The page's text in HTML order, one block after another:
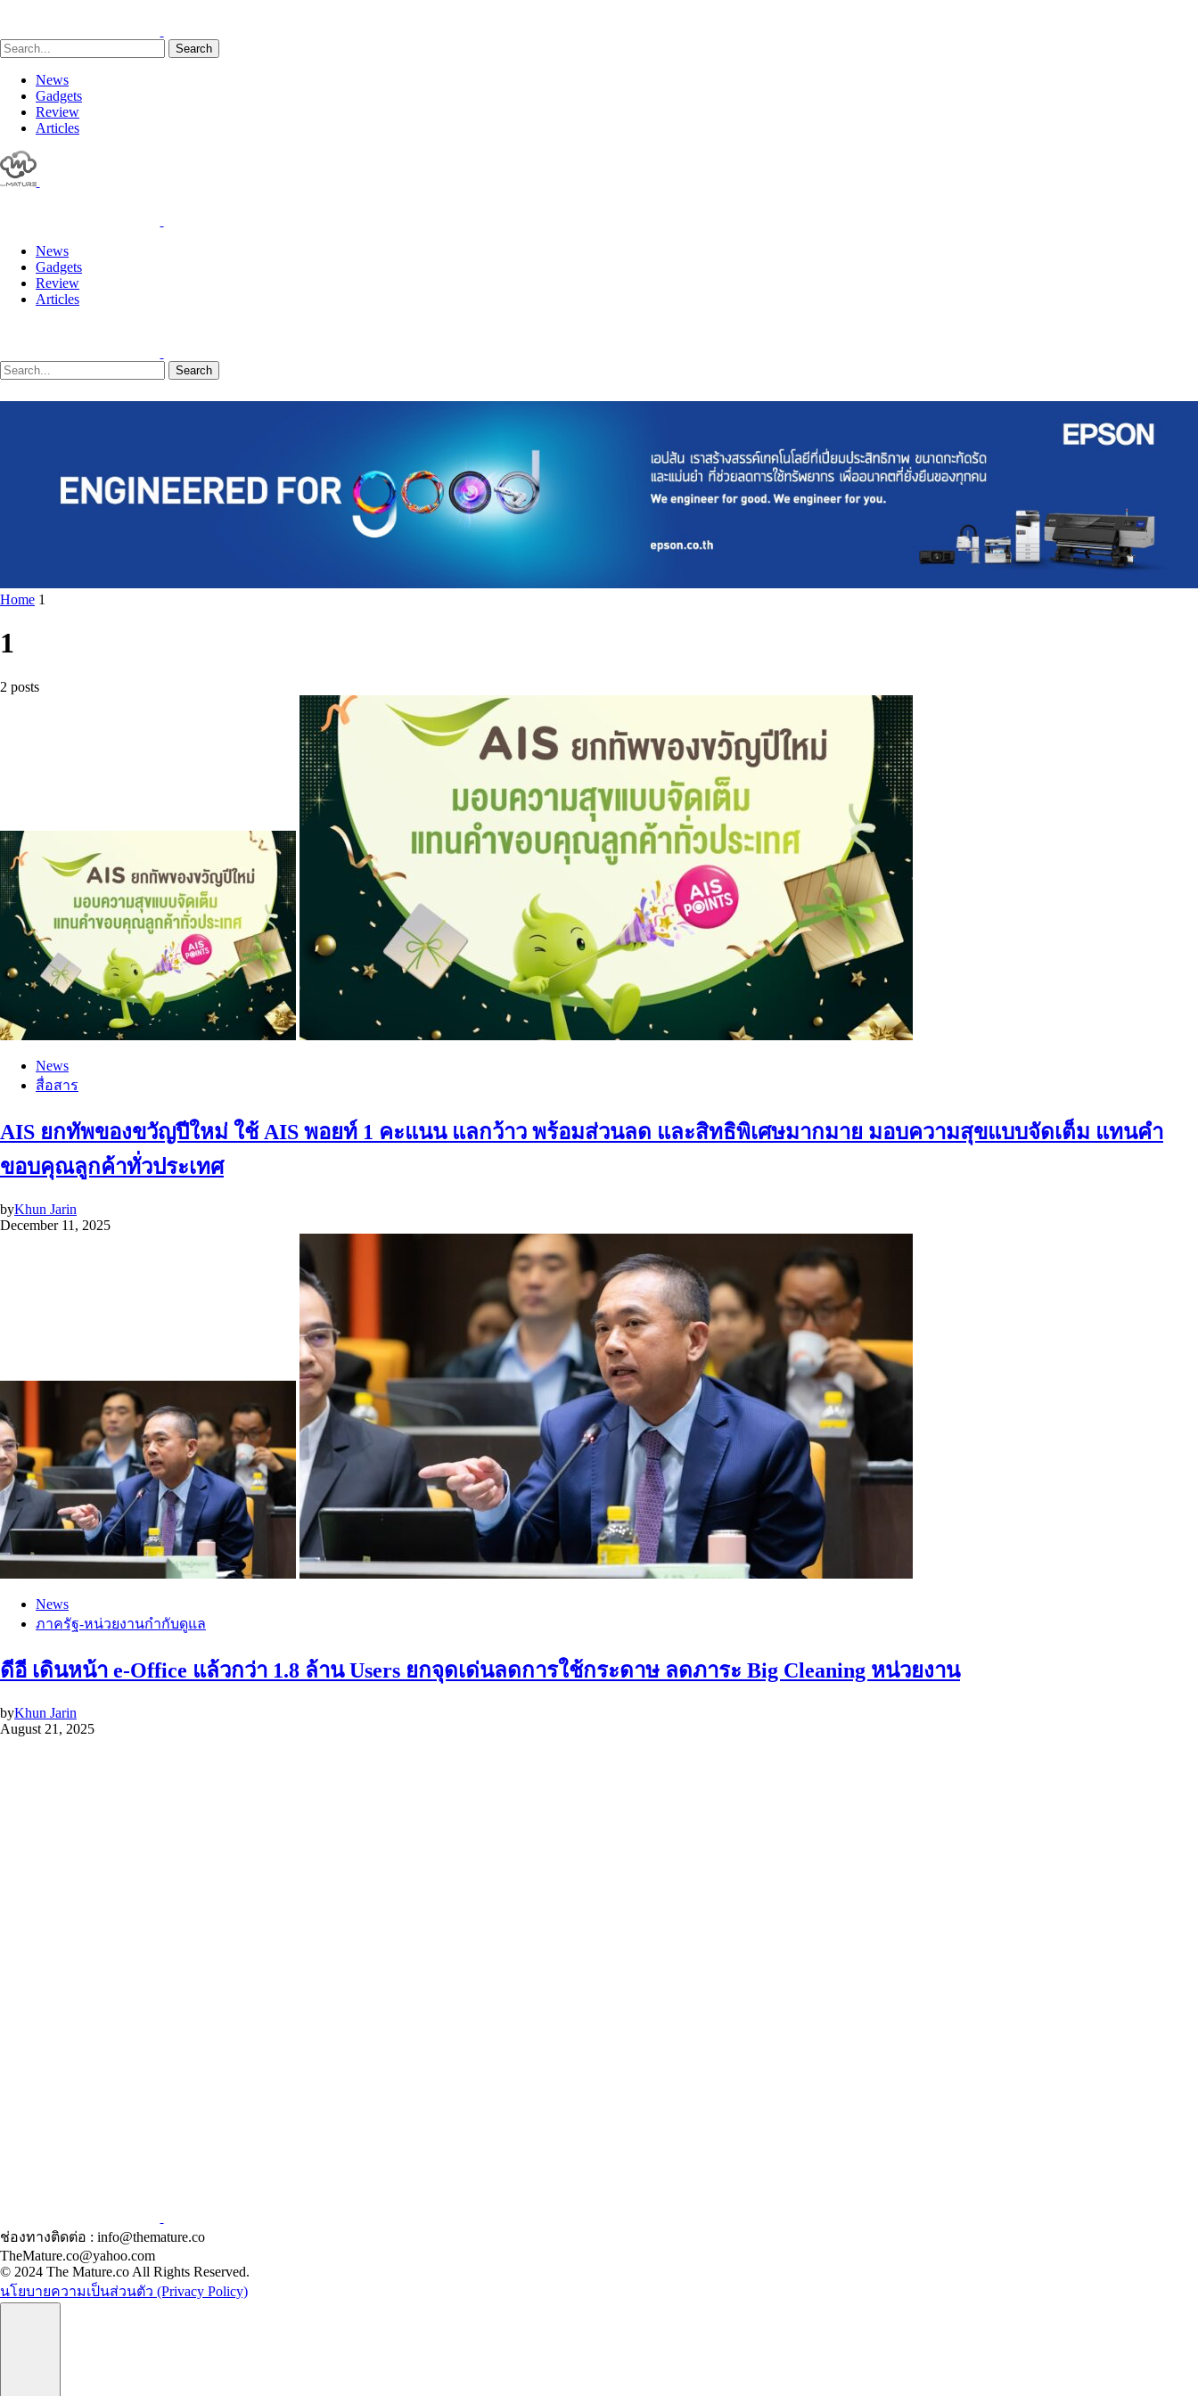
Search
News
Gadgets
Review
Articles
News
Gadgets
Review
Articles
Search
Home 1
1
2 posts
News
สื่อสาร
AIS ยกทัพของขวัญปีใหม่ ใช้ AIS พอยท์ 1 คะแนน แลกว้าว พร้อมส่วนลด และสิทธิพิเศษมากมาย มอบความสุขแบบจัดเต็ม แทนคำ
ขอบคุณลูกค้าทั่วประเทศ
byKhun Jarin
December 11, 2025
News
ภาครัฐ-หน่วยงานกำกับดูแล
ดีอี เดินหน้า e-Office แล้วกว่า 1.8 ล้าน Users ยกจุดเด่นลดการใช้กระดาษ ลดภาระ Big Cleaning หน่วยงาน
byKhun Jarin
August 21, 2025
ช่องทางติดต่อ : info@themature.co
TheMature.co@yahoo.com
© 2024 The Mature.co All Rights Reserved.
นโยบายความเป็นส่วนตัว (Privacy Policy)